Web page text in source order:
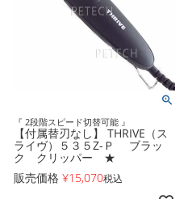
『 2段階スピード切替可能 』
【付属替刃なし】 THRIVE（ス
ライヴ）５３５Z-Ｐ ブラッ
ク クリッパー ★
販売価格 ¥15,070税込